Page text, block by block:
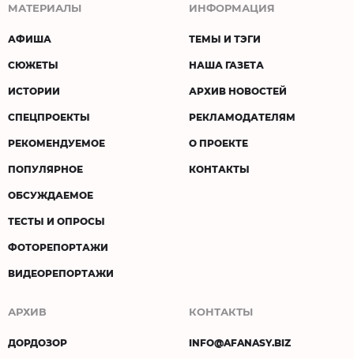
МАТЕРИАЛЫ
АФИША
СЮЖЕТЫ
ИСТОРИИ
СПЕЦПРОЕКТЫ
РЕКОМЕНДУЕМОЕ
ПОПУЛЯРНОЕ
ОБСУЖДАЕМОЕ
ТЕСТЫ И ОПРОСЫ
ФОТОРЕПОРТАЖИ
ВИДЕОРЕПОРТАЖИ
ИНФОРМАЦИЯ
ТЕМЫ И ТЭГИ
НАША ГАЗЕТА
АРХИВ НОВОСТЕЙ
РЕКЛАМОДАТЕЛЯМ
О ПРОЕКТЕ
КОНТАКТЫ
АРХИВ
ДОРДОЗОР
КОНТАКТЫ
INFO@AFANASY.BIZ